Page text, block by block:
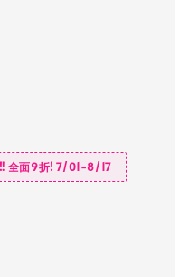
‼️ 全面9折! 7/01-8/17